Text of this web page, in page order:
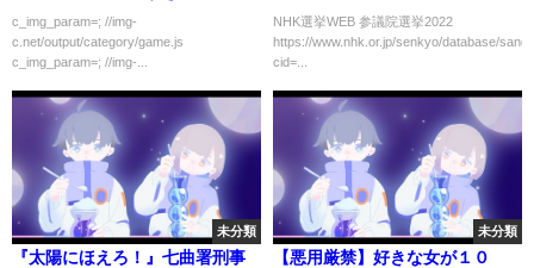
ｗｗｗ
c_img_param=; //img-
c.net/output/category/game.js
c_img_param=; //img-...
都】参議院選挙2022 | NHK
NHK選挙WEB 参議院選挙2022
https://www.nhk.or.jp/senkyo/database/
cid=...
未分類
『太陽にほえろ！』七曲署刑事
未分類
【悪用厳禁】好きな女が１０